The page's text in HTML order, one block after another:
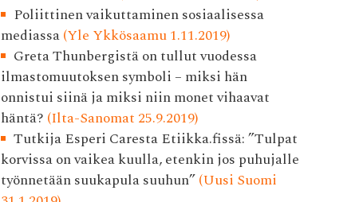
Poliittinen vaikuttaminen sosiaalisessa
mediassa(Yle Ykkösaamu 1.11.2019)
Greta Thunbergistä on tullut vuodessa
ilmastomuutoksen symboli – miksi hän
onnistui siinä ja miksi niin monet vihaavat
häntä? (Ilta-Sanomat 25.9.2019)
Tutkija Esperi Caresta Etiikka.fissä: ”Tulpat
korvissa on vaikea kuulla, etenkin jos puhujalle
työnnetään suukapula suuhun”(Uusi Suomi